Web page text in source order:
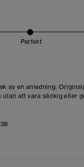
Perfekt
av en anledning.
utan att vara säckig eller
38